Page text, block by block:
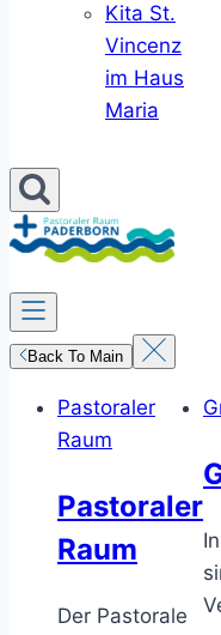
Kita St.
Vincenz
im Haus
Maria
Back To Main
Pastoraler
Raum
Pastoraler
Raum
Der Pastorale